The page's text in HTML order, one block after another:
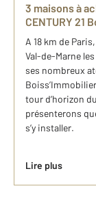
3 maisons à
CENTURY 21
A 18 km de
Val-de-Marne
ses nombreux
tour d’horizon
présenterons
s’y installer.
Lire plus